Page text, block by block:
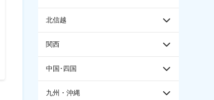
ソフトウェア設計／業種未経験
歓迎／研修充実／社宅・寮完備
【茨城／未経験歓迎】準天頂衛
星システムの運用衛星管里業務
北信越
関西
中国･四国
九州・沖縄